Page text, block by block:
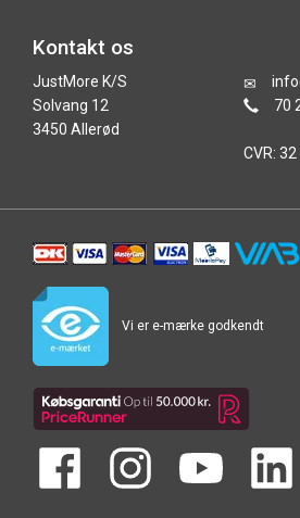
Kontakt os
JustMore K/S
Solvang 12
3450 Allerød
70
CVR:
Vi er e-mærke godkendt